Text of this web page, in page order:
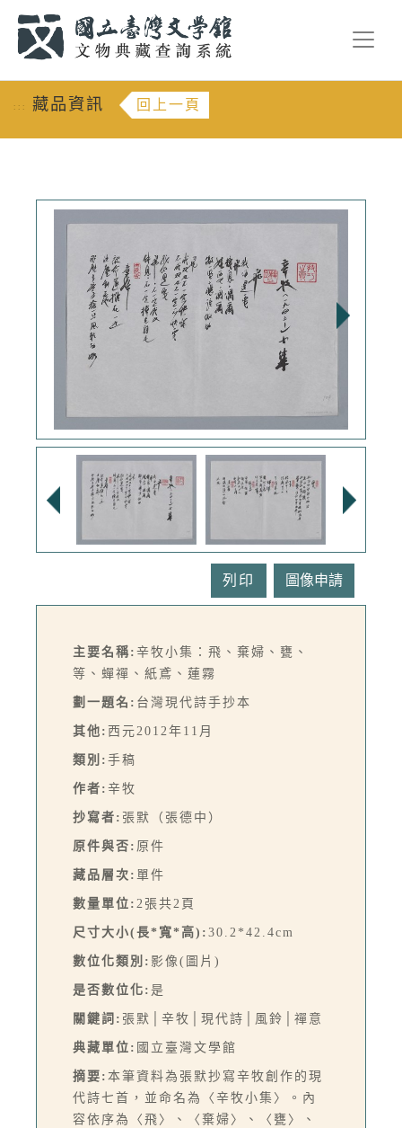
::: 藏品資訊 回上一頁
列印
主要名稱: 辛牧小集：飛、棄婦、甕、
等、蟬禪、紙鳶、蓮霧
劃一題名: 台灣現代詩手抄本
其他: 西元2012年11月
類別: 手稿
作者: 辛牧
抄寫者: 張默（張德中）
原件與否: 原件
藏品層次: 單件
數量單位: 2張共2頁
尺寸大小(長*寬*高): 30.2*42.4cm
數位化類別: 影像(圖片)
是否數位化: 是
關鍵詞: 張默│辛牧│現代詩│風鈴│禪意
典藏單位: 國立臺灣文學館
摘要: 本筆資料為張默抄寫辛牧創作的現
代詩七首，並命名為〈辛牧小集〉。內
容依序為〈飛〉、〈棄婦〉、〈甕〉、